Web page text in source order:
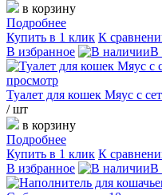
в корзину
Подробнее
Купить в 1 клик К
В избранное
В
просмотр
Туалет для кошек Мяус с
/ шт
в корзину
Подробнее
Купить в 1 клик К
В избранное
В